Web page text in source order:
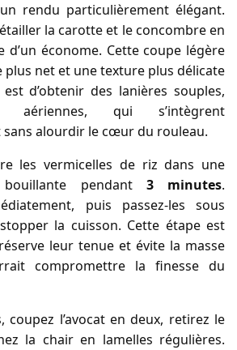
rendu particulièrement élégant.
la carotte et le concombre en
d’un économe. Cette coupe légère
net et une texture plus délicate
est d’obtenir des lanières souples,
aériennes, qui s’intègrent
alourdir le cœur du rouleau.
les vermicelles de riz dans une
bouillante pendant 3 minutes.
puis passez-les sous
la cuisson. Cette étape est
leur tenue et évite la masse
compromettre la finesse du
coupez l’avocat en deux, retirez le
la chair en lamelles régulières.